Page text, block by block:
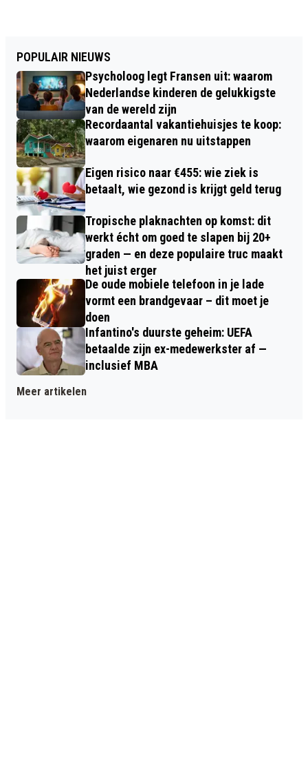
POPULAIR NIEUWS
Psycholoog legt Fransen uit: waarom
Nederlandse kinderen de gelukkigste
van de wereld zijn
Recordaantal vakantiehuisjes te koop:
waarom eigenaren nu uitstappen
Eigen risico naar €455: wie ziek is
betaalt, wie gezond is krijgt geld terug
Tropische plaknachten op komst: dit
werkt écht om goed te slapen bij 20+
graden — en deze populaire truc maakt
het juist erger
De oude mobiele telefoon in je lade
vormt een brandgevaar – dit moet je
doen
Infantino's duurste geheim: UEFA
betaalde zijn ex-medewerkster af —
inclusief MBA
Meer artikelen